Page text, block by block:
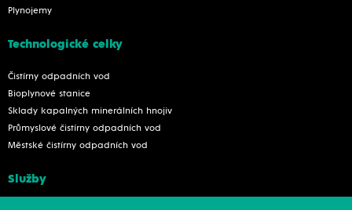
Plynojemy
Technologické celky
Čistírny odpadních vod
Bioplynové stanice
Sklady kapalných minerálních hnojiv
Průmyslové čistírny odpadních vod
Městské čistírny odpadních vod
Služby